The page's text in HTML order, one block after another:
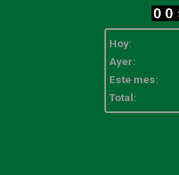
Hoy:
Ayer:
Este mes:
Total: